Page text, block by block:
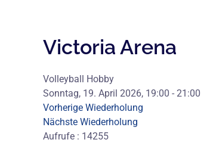
Victoria Arena
Volleyball Hobby
Sonntag, 19. April 2026, 19:00 - 21:00
Vorherige Wiederholung
Nächste Wiederholung
Aufrufe : 14255